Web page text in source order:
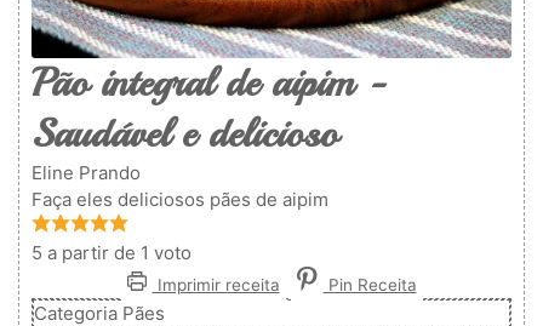
Pão integral de aipim -
Saudável e delicioso
Eline Prando
Faça eles deliciosos pães de aipim
5 a partir de 1 voto
Imprimir receita Pin Receita
Categoria Pães